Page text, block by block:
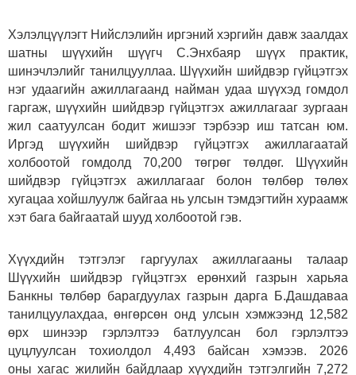
Хэлэлцүүлэгт Нийслэлийн иргэний хэргийн давж заалдах
шатны шүүхийн шүүгч С.Энхбаяр шүүх практик,
шинэчлэлийг танилцууллаа. Шүүхийн шийдвэр гүйцэтгэх
нэг удаагийн ажиллагаанд найман удаа шүүхэд гомдол
гаргаж, шүүхийн шийдвэр гүйцэтгэх ажиллагааг зургаан
жил саатуулсан бодит жишээг тэрбээр иш татсан юм.
Иргэд шүүхийн шийдвэр гүйцэтгэх ажиллагаатай
холбоотой гомдолд 70,200 төгрөг төлдөг. Шүүхийн
шийдвэр гүйцэтгэх ажиллагааг болон төлбөр төлөх
хугацаа хойшлуулж байгаа нь улсын тэмдэгтийн хураамж
хэт бага байгаатай шууд холбоотой гэв.
Хүүхдийн тэтгэлэг гаргуулах ажиллагааны талаар
Шүүхийн шийдвэр гүйцэтгэх ерөнхий газрын харьяа
Банкны төлбөр барагдуулах газрын дарга Б.Дашдаваа
танилцуулахдаа, өнгөрсөн онд улсын хэмжээнд 12,582
өрх шинээр гэрлэлтээ батлуулсан бол гэрлэлтээ
цуцлуулсан тохиолдол 4,493 байсан хэмээв. 2026
оны хагас жилийн байдлаар хүүхдийн тэтгэлгийн 7,272